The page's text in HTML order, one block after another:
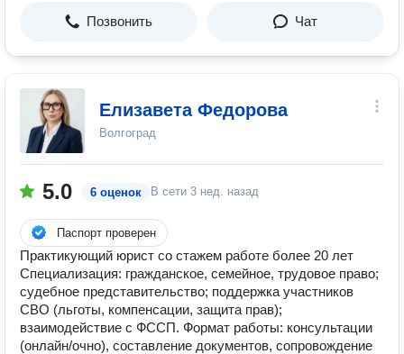
Позвонить Чат
Елизавета Федорова
Волгоград
5.0 6 оценок В сети 3 нед. назад
Паспорт проверен
Практикующий юрист со стажем работе более 20 лет
Специализация: гражданское, семейное, трудовое право;
судебное представительство; поддержка участников
СВО (льготы, компенсации, защита прав);
взаимодействие с ФССП. Формат работы: консультации
(онлайн/очно), составление документов, сопровождение